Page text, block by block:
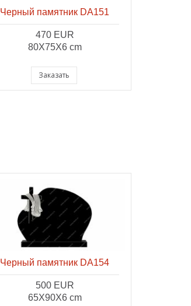
Черный памятник DA151
470 EUR
80X75X6 cm
Заказать
Черный памятник DA154
500 EUR
65X90X6 cm